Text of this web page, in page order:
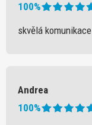
100%
skvělá komunikace
Andrea
100%